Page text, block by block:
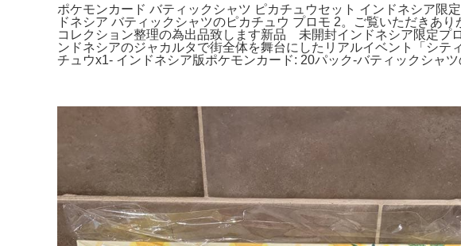
ポケモンカード バティックシャツ ピカチュウセット インドネシア限
ドネシア バティックシャツのピカチュウ プロモ 2。ご覧いただきあ
コレクション整理の為出品致します新品 未開封インドネシア限定プ
ンドネシアのジャカルタで街全体を舞台にしたリアルイベント「シ
チュウx1- インドネシア版ポケモンカード: 20パック-バティックシャ